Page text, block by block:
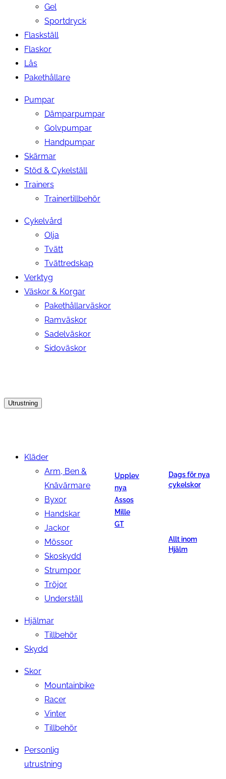
Gel
Sportdryck
Flaskställ
Flaskor
Lås
Pakethållare
Pumpar
Dämparpumpar
Golvpumpar
Handpumpar
Skärmar
Stöd & Cykelställ
Trainers
Trainertillbehör
Cykelvård
Olja
Tvätt
Tvättredskap
Verktyg
Väskor & Korgar
Pakethållarväskor
Ramväskor
Sadelväskor
Sidoväskor
Utrustning
Kläder
Arm, Ben &
Knävärmare
Byxor
Handskar
Jackor
Mössor
Skoskydd
Strumpor
Tröjor
Underställ
Hjälmar
Tillbehör
Skydd
Skor
Mountainbike
Racer
Vinter
Tillbehör
Personlig
utrustning
Upplev
nya
Assos
Mille
GT
Dags för nya
cykelskor
Allt inom
Hjälm